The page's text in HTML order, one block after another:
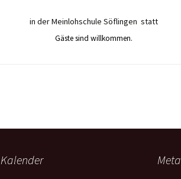
in der Meinlohschule Söflingen statt
Gäste sind willkommen.
Kalender Meta